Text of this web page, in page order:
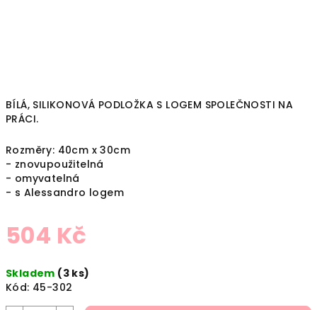
BÍLÁ, SILIKONOVÁ PODLOŽKA S LOGEM SPOLEČNOSTI NA
PRÁCI.
Rozměry: 40cm x 30cm
- znovupoužitelná
- omyvatelná
- s Alessandro logem
504 Kč
cena:
Skladem (3 ks)
Kód: 45-302